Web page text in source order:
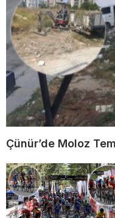
Çünür’de Moloz